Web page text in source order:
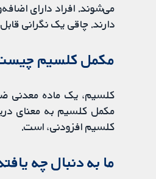
می‌شوند. افراد دارای
دارند. چاقی یک نگرانی
مکمل کلسیم
کلسیم، یک ماده معدنی
مکمل کلسیم به معنای
کلسیم افزودنی، است.
ما به دنبال چه